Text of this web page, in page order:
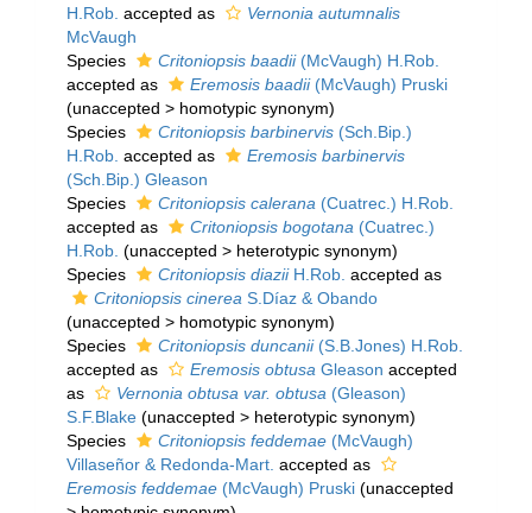
H.Rob. accepted as
Vernonia autumnalis
McVaugh
Species
Critoniopsis baadii(McVaugh) H.Rob.
accepted as
Eremosis baadii(McVaugh) Pruski
(unaccepted > homotypic synonym)
Species
Critoniopsis barbinervis (Sch.Bip.)
H.Rob. accepted as
Eremosis barbinervis
(Sch.Bip.) Gleason
Species
Critoniopsis calerana (Cuatrec.) H.Rob.
accepted as
Critoniopsis bogotana (Cuatrec.)
H.Rob. (unaccepted > heterotypic synonym)
Species
Critoniopsis diaziiH.Rob. accepted as
Critoniopsis cinerea S.Díaz & Obando
(unaccepted > homotypic synonym)
Species
Critoniopsis duncanii(S.B.Jones) H.Rob.
accepted as
Eremosis obtusa Gleason accepted
as
Vernonia obtusa var. obtusa (Gleason)
S.F.Blake (unaccepted > heterotypic synonym)
Species
Critoniopsis feddemae (McVaugh)
Villaseñor & Redonda-Mart. accepted as
Eremosis feddemae (McVaugh) Pruski (unaccepted